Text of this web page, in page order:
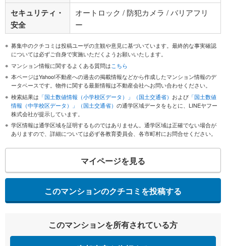
セキュリティ・
安全
オートロック / 防犯カメラ / バリアフリ
ー
募集中のクチコミは投稿ユーザの主観や意見に基づいています。最終的な事実確認
については必ずご自身で実施いただくようお願いいたします。
マンション情報に関するよくある質問はこちら
本ページはYahoo!不動産への過去の掲載情報などから作成したマンション情報のデ
ータベースです。物件に関する最新情報は不動産会社へお問い合わせください。
検索結果は 「国土数値情報（小学校区データ）」（国土交通省） および 「国土数値
情報（中学校区データ）」（国土交通省） の通学区域データをもとに、LINEヤフー
株式会社が提示しています。
学区情報は通学区域を証明するものではありません。通学区域は正確でない場合が
ありますので、詳細については必ず各教育委員会、各市町村にお問合せください。
マイページを見る
このマンションのクチコミを投稿する
このマンションを所有されている方